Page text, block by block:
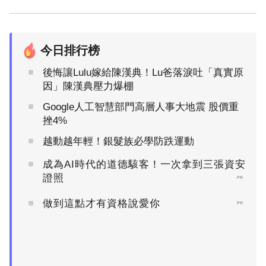
今日排行榜
後悔讓Lulu嫁給陳漢典！Lu爸落淚吐「真實原
因」陳漢典壓力爆棚
Google人工智慧部門高層人事大地震 股價重
挫4%
越動越年輕！銀髮族必學防跌運動
成為AI時代的道德駭客！一次拿到三張資安
證照
PR
做到這點才有資格說愛你 PR